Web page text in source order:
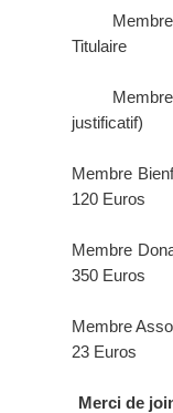
Membre
Titulaire
justificatif)
Membre
120 Euros
Membre
350 Euros
Membre
23 Euros
Merci de